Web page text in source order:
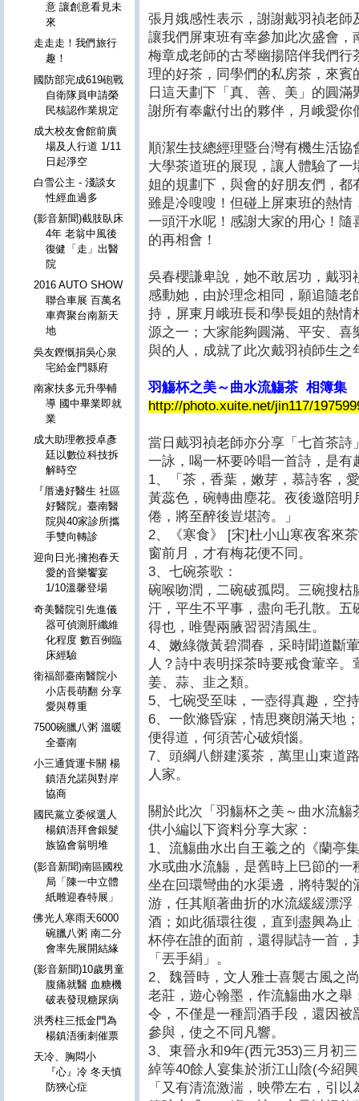
張月娥感性表示，謝謝戴羽禎老
讓我們屏東班有幸參加此次盛會
梅章成老師的古琴幽揚陪伴我們
理的好茶，同學們的私房茶，來
日這天劃下「真、善、美」的圓
謝所有奉獻付出的夥伴，月峨愛你
順潔生技總經理暨台灣有機生活協
大學茶道班的展現，讓人體驗了
姐的規劃下，與會的好朋友們，
雖是冷嗖嗖！但碰上屏東班的熱
一頭汗水呢！感謝大家的用心！
的再相會！
吳春櫻謙卑說，她不敢居功，戴
感動她，由於理念相同，願追隨
持，屏東月峨班長和學長姐的熱
源之一；大家能夠圓滿、平安、
與的人，成就了此次戴羽禎師生之
羽觴杯之美～曲水流觴茶 相簿集
http://photo.xuite.net/jin117/
當日戴羽禎老師亦分享「七首茶
一詠，喝一杯要吟唱一首詩，是有
1、「茶，香葉，嫩芽，慕詩客，
黃蕊色，碗轉曲塵花。夜後邀陪
倦，將至醉後豈堪誇。」
2、《寒食》 [宋]杜小山寒夜客來
窗前月，才有梅花便不同。
3、七碗茶歌：
碗喉吻潤，二碗破孤悶。三碗搜
汗，平生不平事，盡向毛孔散。
得也，唯覺兩腋習習清風生。
4、嫩綠微黃碧澗春，采時聞道斷
人？詩中表明採茶時要戒食葷辛
姜、蒜、韭之類。
5、七碗受至味，一壺得真趣，空
6、一飲滌昏寐，情思爽朗滿天地
便得道，何須苦心破煩惱。
7、頭綱八餅建溪茶，萬里山東道
人家。
關於此次「羽觴杯之美～曲水流
供小編以下資料分享大家：
1、流觴曲水出自王羲之的《蘭亭
水或曲水流觴，是舊時上巳節的
坐在回環彎曲的水渠邊，將特製
游，任其順著曲折的水流緩緩漂
酒；如此循環往復，直到盡興為
杯停在誰的面前，還得賦詩一首
「丟手絹」。
2、魏晉時，文人雅士喜襲古風之
老莊，遊心翰墨，作流觴曲水之
令，不僅是一種罰酒手段，還因
參與，使之不同凡響。
3、東晉永和9年(西元353)三月初
綽等40餘人宴集於浙江山陰(今紹
「又有清流激湍，映帶左右，引
意 讓創意看見未
來
走走走！我們旅行
趣！
國防部完成619砲戰
自衛隊員申請榮
民核認作業規定
成大校友會館前廣
場及人行道 1/11
日起淨空
白雪公主 - 淺談女
性經血過多
(影音新聞)截肢臥床
4年 老翁中風後
復健「走」出醫
院
2016 AUTO SHOW
聯合車展 百萬名
車齊聚台南新天
地
吳友鏗慨捐吳心泉
宅給金門縣府
南家扶多元升學輔
導 國中畢業即就
業
成大助理教授卓彥
廷以數位科技拆
解時空
『厝邊好醫生 社區
好醫院』臺南醫
院與40家診所攜
手雙向轉診
迎向日光‧擁抱春天
愛的音樂饗宴
1/10溫馨登場
奇美醫院引先進儀
器可偵測肝纖維
化程度 數百例臨
床經驗
衛福部臺南醫院小
小店長萌翻 分享
愛與尊重
7500碗臘八粥 溫暖
全臺南
小三通貨運卡關 楊
鎮浯允諾與對岸
協商
國民黨立委候選人
楊鎮浯拜會銀髮
族協會翁明堆
(影音新聞)南區國稅
局「陳一中立體
紙雕迎春特展」
佛光人寒雨天6000
碗臘八粥 南二分
會率先展開結緣
(影音新聞)10歲男童
腹痛就醫 血糖機
破表發現糖尿病
洪秀柱三抵金門為
楊鎮浯衝刺催票
天冷、胸悶小
『心』冷 冬天慎
防狹心症